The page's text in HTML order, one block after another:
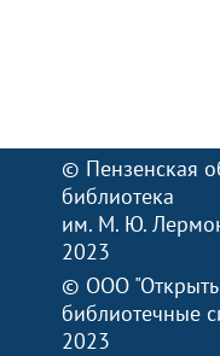
© Пензенская
библиотека
им. М. Ю.
2023
© ООО
библиотечные
2023